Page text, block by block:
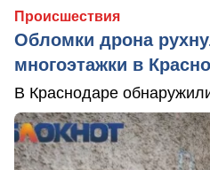
Происшествия
Обломки дрона
многоэтажки в
В Краснодаре